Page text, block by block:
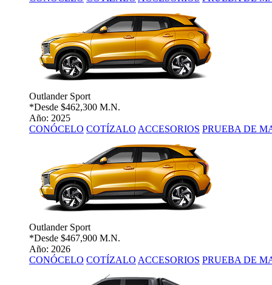
Outlander Sport
*Desde $462,300 M.N.
Año: 2025
CONÓCELO COTÍZALO ACCESORIOS PRUEBA DE
Outlander Sport
*Desde $467,900 M.N.
Año: 2026
CONÓCELO COTÍZALO ACCESORIOS PRUEBA DE